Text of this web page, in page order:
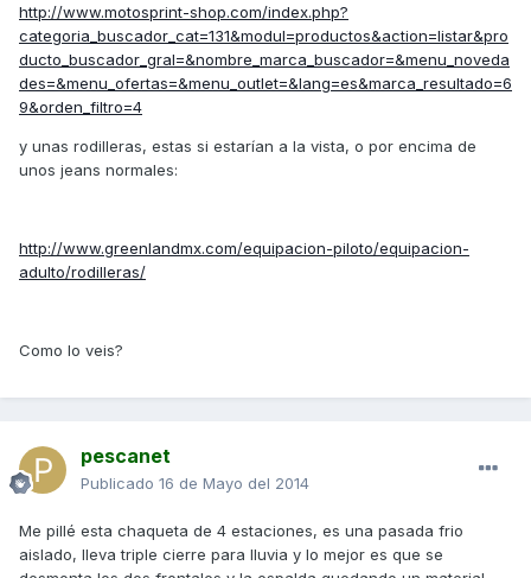
http://www.motosprint-shop.com/index.php?
categoria_buscador_cat=131&modul=productos&action=listar&pro
ducto_buscador_gral=&nombre_marca_buscador=&menu_noveda
des=&menu_ofertas=&menu_outlet=&lang=es&marca_resultado=6
9&orden_filtro=4
y unas rodilleras, estas si estarían a la vista, o por encima de
unos jeans normales:
http://www.greenlandmx.com/equipacion-piloto/equipacion-
adulto/rodilleras/
Como lo veis?
pescanet
Publicado 16 de Mayo del 2014
Me pillé esta chaqueta de 4 estaciones, es una pasada frio
aislado, lleva triple cierre para lluvia y lo mejor es que se